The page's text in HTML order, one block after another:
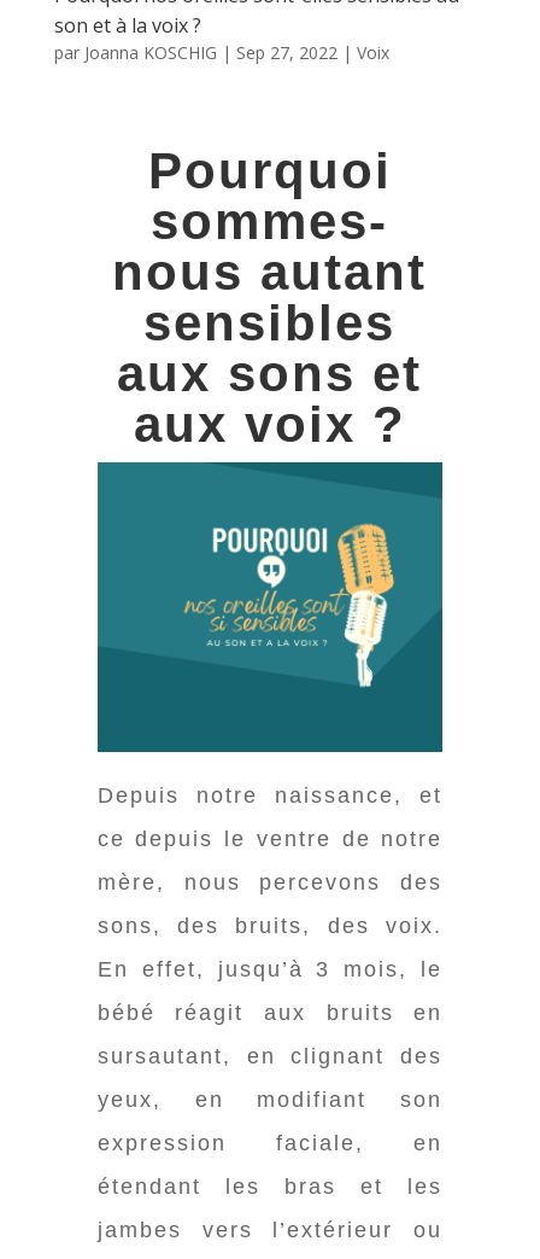
son et à la voix ?
par Joanna KOSCHIG | Sep 27, 2022| Voix
Pourquoi
sommes-
nous autant
sensibles
aux sons et
aux voix ?
Depuis notre naissance, et
ce depuis le ventre de notre
mère, nous percevons des
sons, des bruits, des voix.
En effet, jusqu’à 3 mois, le
bébé réagit aux bruits en
sursautant, en clignant des
yeux, en modifiant son
expression faciale, en
étendant les bras et les
jambes vers l’extérieur ou